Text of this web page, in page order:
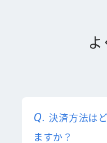
決済方法は
ますか？